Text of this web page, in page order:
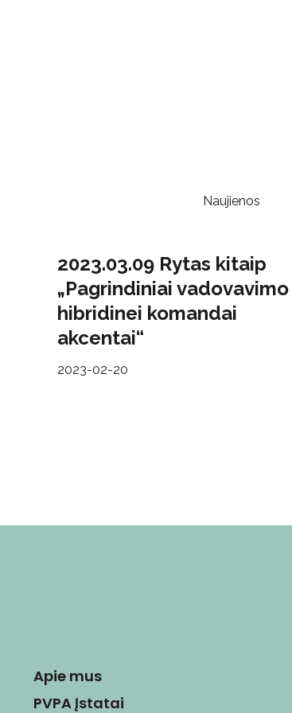
Naujienos
2023.03.09 Rytas kitaip
„Pagrindiniai vadovavimo
hibridinei komandai
akcentai“
2023-02-20
Apie mus
PVPA Įstatai